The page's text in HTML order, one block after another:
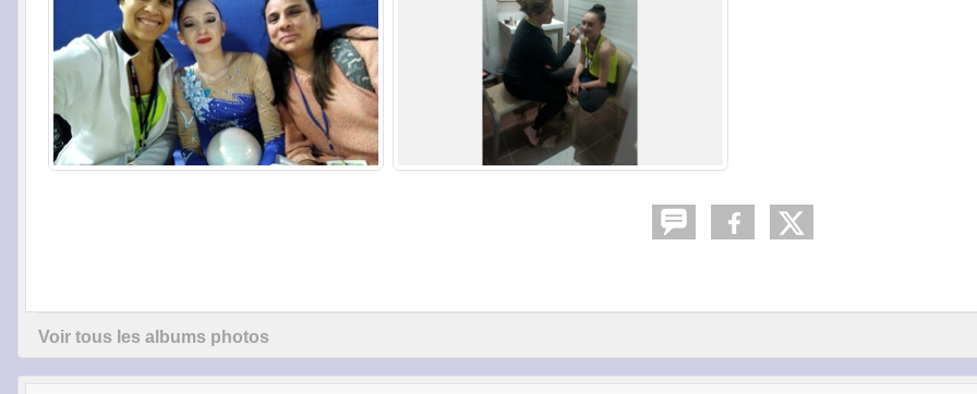
Voir tous les albums photos